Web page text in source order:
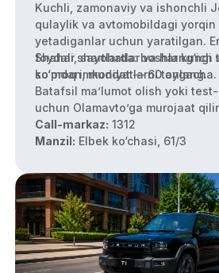
Kuchli, zamonaviy va ishonchli
qulaylik va avtomobildagi yorqin
yetadiganlar uchun yaratilgan.
foydali shartlarda: boshlang‘ich
so‘mdan, muddat — 60 oygacha.
Shahar, sayohatlar va har kungi
ko‘proq imkoniyatlarni tanlang.
Batafsil ma’lumot olish yoki
uchun Olamavto’ga murojaat
Call-markaz: 1312
Manzil: Elbek ko‘chasi, 61/3